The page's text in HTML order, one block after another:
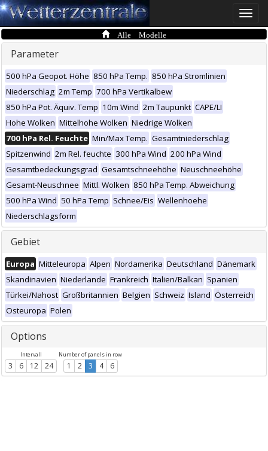
Toggle
Alle Modelle
Parameter
500 hPa Geopot. Höhe 850 hPa Temp. 850 hPa Stromlinien
Niederschlag 2m Temp 700 hPa Vertikalbew
850 hPa Pot. Äquiv. Temp 10m Wind 2m Taupunkt CAPE/LI
Hohe Wolken Mittelhohe Wolken Niedrige Wolken
700 hPa Rel. Feuchte Min/Max Temp. Gesamtniederschlag
Spitzenwind 2m Rel. feuchte 300 hPa Wind 200 hPa Wind
Gesamtbedeckungsgrad Gesamtschneehöhe Neuschneehöhe
Gesamt-Neuschnee Mittl. Wolken 850 hPa Temp. Abweichung
500 hPa Wind 50 hPa Temp Schnee/Eis Wellenhoehe
Niederschlagsform
Gebiet
Europa Mitteleuropa Alpen Nordamerika Deutschland Dänemark
Skandinavien Niederlande Frankreich Italien/Balkan Spanien
Türkei/Nahost Großbritannien Belgien Schweiz Island Österreich
Osteuropa Polen
Options
Intervall
3 6 12 24
Number of panels in row
1 2 3 4 6